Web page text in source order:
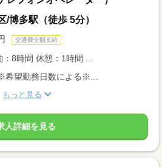
/博多駅（徒歩 5分）
交通費全額支給
8時間 休憩：1時間 ...
望勤務日数による※...
もっと見る
人詳細を見る